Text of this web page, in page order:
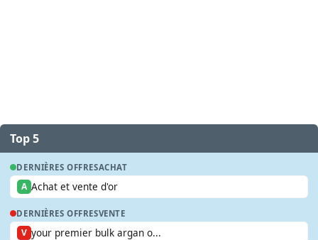
Top 5
DERNIÈRES OFFRESACHAT
A Achat et vente d'or
DERNIÈRES OFFRESVENTE
V your premier bulk argan o...